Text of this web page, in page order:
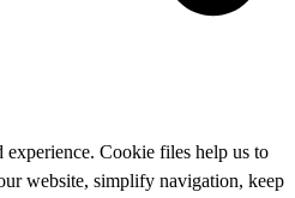
Cookie files help us to
website, simplify navigation, keep